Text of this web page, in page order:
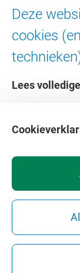
Deze
cookies
Lees
Over de VU
Contact en route
Faculteiten
PrivacyDisclaimer